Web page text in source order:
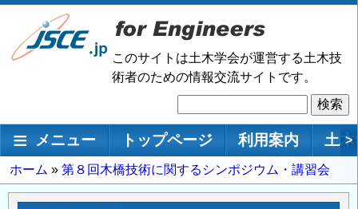
メ
ン
移
このサイトは土木学会が運営する土木技
術者のための情報交流サイトです。
索
メインナビゲーション
メニュー トップページ 利用案内 土 >
パ
ン
ホーム 第８回木橋技術に関するシンポジウム・講習会